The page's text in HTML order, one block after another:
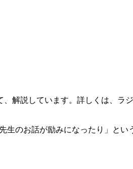
解説しています。詳しくは、ラ
生のお話が励みになったり」とい